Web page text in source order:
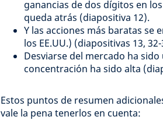
ganancias de dos dígitos en
queda atrás (diapositiva 12).
Y las acciones más baratas se
los EE.UU.) (diapositivas 13,
Desviarse del mercado ha
concentración ha sido alta
Estos puntos de resumen
vale la pena tenerlos en cuenta: